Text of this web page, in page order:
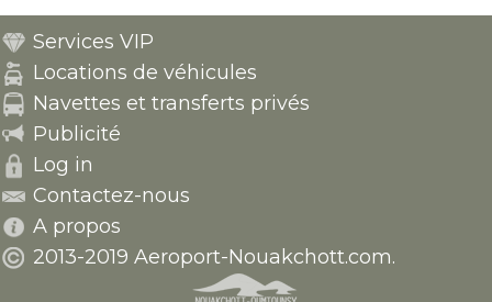
Services VIP
Locations de véhicules
Navettes et transferts privés
Publicité
Log in
Contactez-nous
A propos
2013-2019 Aeroport-Nouakchott.com.